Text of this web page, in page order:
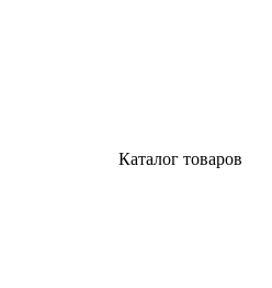
Каталог товаров